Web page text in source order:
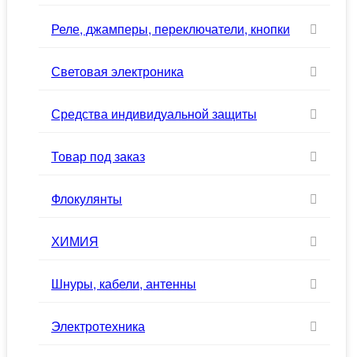
Реле, джамперы, переключатели, кнопки
Световая электроника
Средства индивидуальной защиты
Товар под заказ
Флокулянты
ХИМИЯ
Шнуры, кабели, антенны
Электротехника